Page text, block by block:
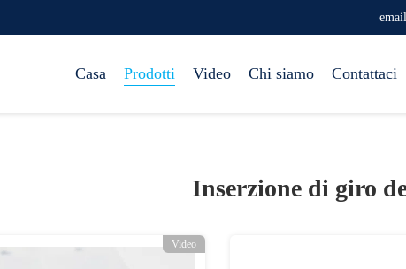
Casa Prodotti Video Chi siamo Contattaci
Inserzione di giro
Video